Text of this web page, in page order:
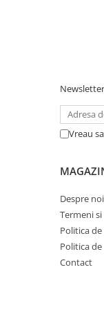
Senzatii/Dragoste
Senzatii/Erotic
Senzatii/Thriller
Teens Book Club
Newsletter
Vreau
Despre noi
Termeni
Politica
Politica
Contact